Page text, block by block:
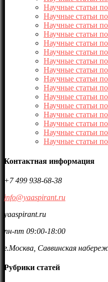
Научные статьи
Научные статьи
Научные статьи
Научные статьи
Научные статьи
Научные статьи
Научные статьи
Научные статьи
Научные статьи
Научные статьи
Научные статьи
Научные статьи
Научные статьи
Научные статьи
Научные статьи
Научные статьи
Контактная информация
+7 499 938-68-38
info@yaaspirant.ru
yaaspirant.ru
пн-пт 09:00-18:00
г.Москва, Саввинская
Рубрики статей